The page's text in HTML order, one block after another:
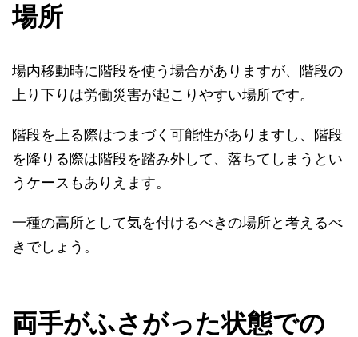
場所
場内移動時に階段を使う場合がありますが、階段の
上り下りは労働災害が起こりやすい場所です。
階段を上る際はつまづく可能性がありますし、階段
を降りる際は階段を踏み外して、落ちてしまうとい
うケースもありえます。
一種の高所として気を付けるべきの場所と考えるべ
きでしょう。
両手がふさがった状態での